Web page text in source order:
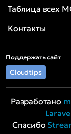
Таблица всех
Контакты
Поддержать сайт
Cloudtips
Разработано
Laravel
Спасибо